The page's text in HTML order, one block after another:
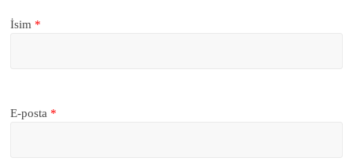
İsim *
E-posta *